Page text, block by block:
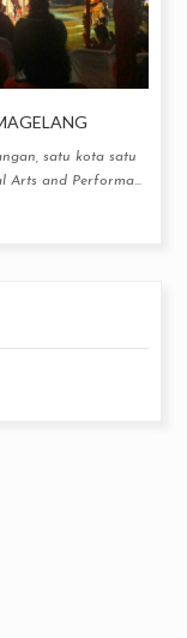
satu kota satu
Arts and Performa...